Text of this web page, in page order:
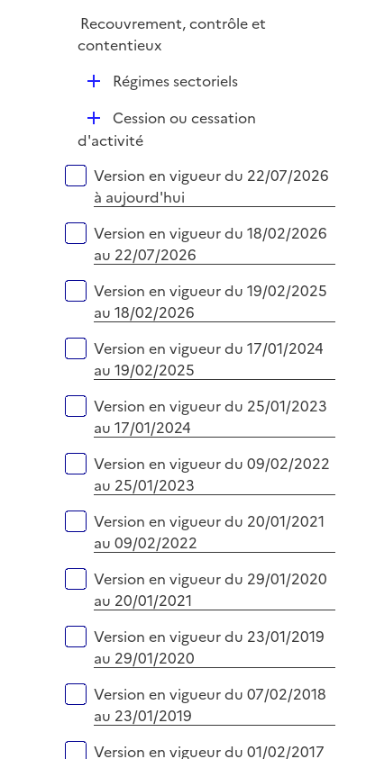
l
i
Recouvrement, contrôle et
contentieux
D
l
i
e
r
Régimes sectoriels
D
é
l
i
e
Cession ou cessation
d'activité
Versions sur la période
Version en vigueur du 22/07/2026
à aujourd'hui
Version en vigueur du 18/02/2026
au 22/07/2026
Version en vigueur du 19/02/2025
au 18/02/2026
Version en vigueur du 17/01/2024
au 19/02/2025
Version en vigueur du 25/01/2023
au 17/01/2024
Version en vigueur du 09/02/2022
au 25/01/2023
Version en vigueur du 20/01/2021
au 09/02/2022
Version en vigueur du 29/01/2020
au 20/01/2021
Version en vigueur du 23/01/2019
au 29/01/2020
Version en vigueur du 07/02/2018
au 23/01/2019
Version en vigueur du 01/02/2017